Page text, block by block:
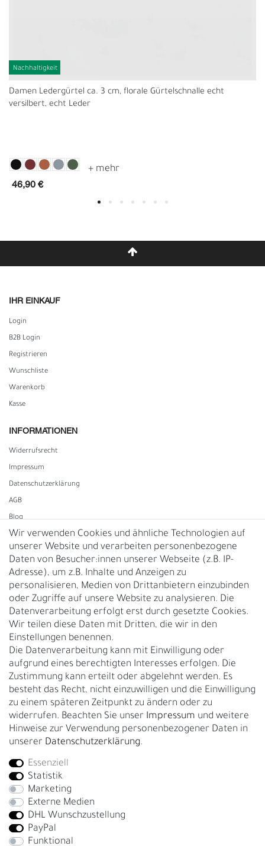
Nachhaltigkeit
Damen Ledergürtel ca. 3 cm, florale Gürtelschnalle echt
versilbert, echt Leder
46,90 €
IHR EINKAUF
Login
B2B Login
Registrieren
Wunschliste
Warenkorb
Kasse
INFORMATIONEN
Widerrufs­recht
Impressum
Daten­schutz­erklärung
AGB
Blog
Vertrag widerrufen
UNTERNEHMEN
Nachhaltigkeit
Kontakt
Über uns
Rückgabe
Gürtelgröße messen
Garantie
GESCHÄFTSKUNDEN & HÄNDLER
B2B Geschäftskunden
Bei Fragen wenden Sie sich direkt an unser Service-Team.
+4917663727338
Montag - Freitag, 09:00 - 14:00
info@fronhofer.com
Gürtelmanufaktur Fronhofer, 93053 Regensburg, Nelkenweg 3b
Wir verwenden Cookies und ähnliche Technologien auf
unserer Website und verarbeiten personenbezogene
Daten von Besucher:innen unserer Webseite (z.B. IP-
Adresse), um z.B. Inhalte und Anzeigen zu
personalisieren, Medien von Drittanbietern einzubinden
oder Zugriffe auf unsere Website zu analysieren. Die
Datenverarbeitung erfolgt erst durch gesetzte Cookies.
Wir teilen diese Daten mit Dritten, die wir in den
Einstellungen benennen.
Die Datenverarbeitung kann mit Einwilligung oder
aufgrund eines berechtigten Interesses erfolgen. Die
Zustimmung kann erteilt oder abgelehnt werden. Es
besteht das Recht, nicht einzuwilligen und die Einwilligung
zu einem späteren Zeitpunkt zu ändern oder zu
widerrufen. Beachten Sie unser Impressum und weitere
Hinweise zur Verwendung personenbezogener Daten in
unserer Daten­schutz­erklärung.
Essenziell
Statistik
Marketing
Externe Medien
DHL Wunschzustellung
PayPal
Funktional